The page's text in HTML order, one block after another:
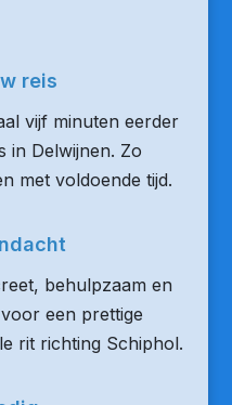
reis
vijf minuten eerder
in Delwijnen. Zo
met voldoende tijd.
behulpzaam en
een prettige
rit richting Schiphol.